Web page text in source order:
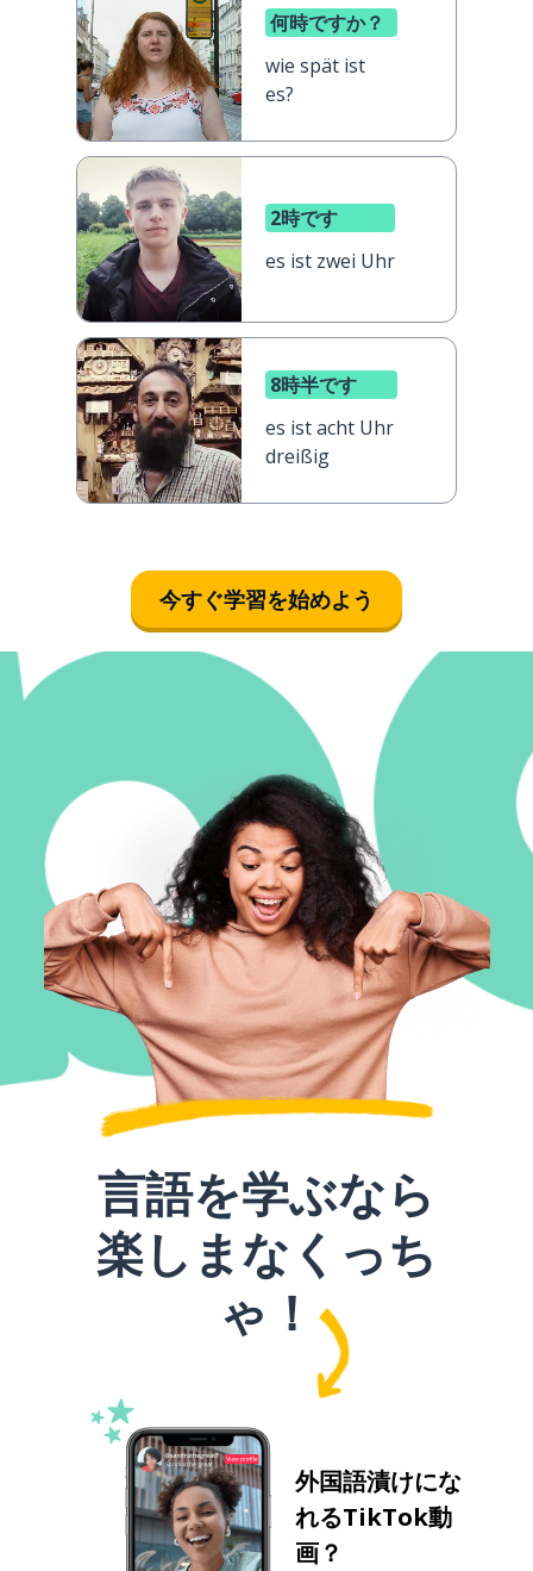
何時ですか？
wie spät ist
es?
2時です
es ist zwei Uhr
8時半です
es ist acht Uhr
dreißig
今すぐ学習を始めよう
言語を学ぶなら
楽しまなくっち
ゃ！
外国語漬けにな
れるTikTok動
画？